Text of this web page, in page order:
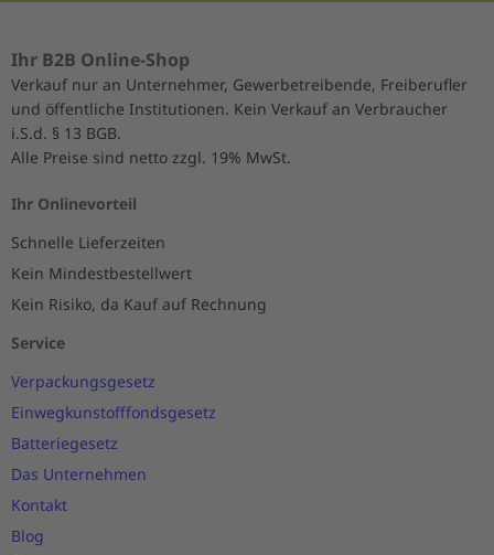
Ihr B2B Online-Shop
Verkauf nur an Unternehmer, Gewerbetreibende, Freiberufler
und öffentliche Institutionen. Kein Verkauf an Verbraucher
i.S.d. § 13 BGB.
Alle Preise sind netto zzgl. 19% MwSt.
Ihr Onlinevorteil
Schnelle Lieferzeiten
Kein Mindestbestellwert
Kein Risiko, da Kauf auf Rechnung
Service
Verpackungsgesetz
Einwegkunstofffondsgesetz
Batteriegesetz
Das Unternehmen
Kontakt
Blog